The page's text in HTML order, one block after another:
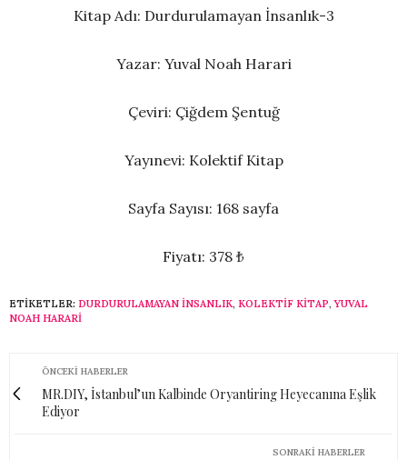
Kitap Adı: Durdurulamayan İnsanlık-3
Yazar: Yuval Noah Harari
Çeviri: Çiğdem Şentuğ
Yayınevi: Kolektif Kitap
Sayfa Sayısı: 168 sayfa
Fiyatı: 378 ₺
ETIKETLER: DURDURULAMAYAN INSANLIK, KOLEKTIF KITAP,YUVAL
NOAH HARARI
ÖNCEKI HABERLER
MR.DIY, İstanbul’un Kalbinde Oryantiring Heyecanına Eşlik
Ediyor
SONRAKI HABERLER